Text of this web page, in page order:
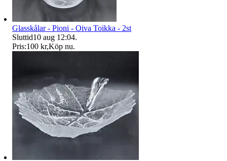
Glasskålar - Pioni - Oiva Toikka - 2st
Sluttid10 aug 12:04.
Pris:100 kr,Köp nu.